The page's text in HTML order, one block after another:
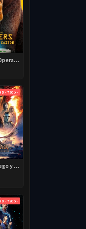
Hoppers: Operación castor 2026 HD 720p Latino
- 720p -
Avatar: Fuego y ceniza 2025 HD 720p Latino
- 720p -